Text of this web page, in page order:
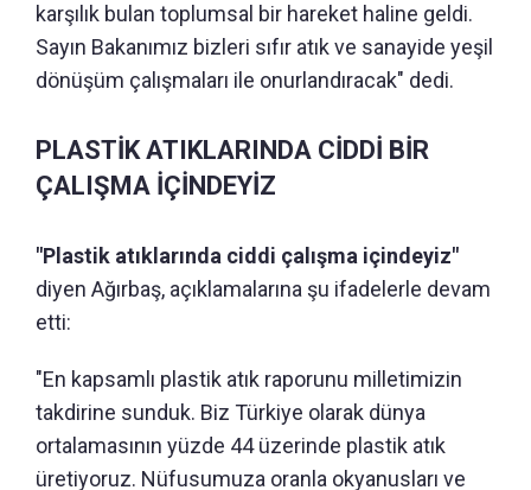
karşılık bulan toplumsal bir hareket haline geldi.
Sayın Bakanımız bizleri sıfır atık ve sanayide yeşil
dönüşüm çalışmaları ile onurlandıracak" dedi.
PLASTİK ATIKLARINDA CİDDİ BİR
ÇALIŞMA İÇİNDEYİZ
"Plastik atıklarında ciddi çalışma içindeyiz"
diyen Ağırbaş, açıklamalarına şu ifadelerle devam
etti:
"En kapsamlı plastik atık raporunu milletimizin
takdirine sunduk. Biz Türkiye olarak dünya
ortalamasının yüzde 44 üzerinde plastik atık
üretiyoruz. Nüfusumuza oranla okyanusları ve